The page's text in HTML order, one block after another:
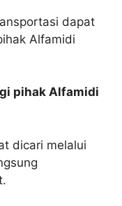
dapat
Alfamidi
pihak Alfamidi
dicari melalui